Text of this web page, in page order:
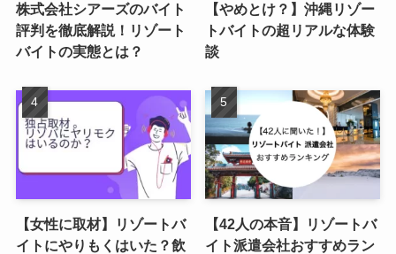
株式会社シアーズのバイト
評判を徹底解説！リゾート
バイトの実態とは？
【やめとけ？】沖縄リゾー
トバイトの超リアルな体験
談
【女性に取材】リゾートバ
イトにやりもくはいた？飲
【42人の本音】リゾートバ
イト派遣会社おすすめラン